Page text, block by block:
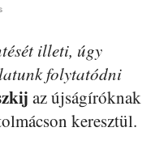
illeti, úgy
folytatódni
az újságíróknak
keresztül.